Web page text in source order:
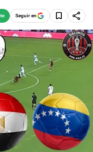
Seguir en